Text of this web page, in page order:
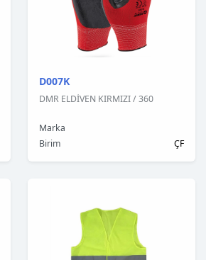
D007K
DMR ELDİVEN KIRMIZI / 360
Marka
Birim
ÇF